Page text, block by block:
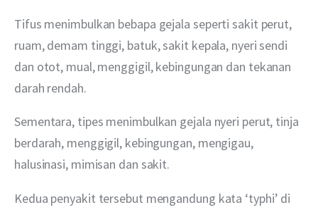
Tifus menimbulkan bebapa gejala seperti sakit perut,
ruam, demam tinggi, batuk, sakit kepala, nyeri sendi
dan otot, mual, menggigil, kebingungan dan tekanan
darah rendah.
Sementara, tipes menimbulkan gejala nyeri perut, tinja
berdarah, menggigil, kebingungan, mengigau,
halusinasi, mimisan dan sakit.
Kedua penyakit tersebut mengandung kata ‘typhi’ di